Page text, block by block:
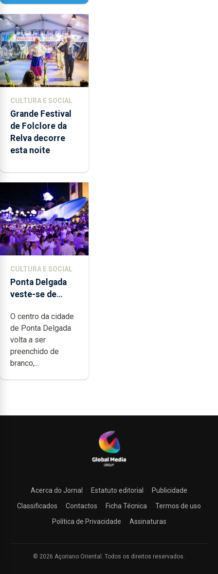
quão difícil é
produzir uma
música”
CULTURA E SOCIAL
Grande Festival
de Folclore da
Relva decorre
esta noite
CULTURA E SOCIAL
Ponta Delgada
veste-se de
O centro da cidade
de Ponta Delgada
volta a ser
preenchido de
branco,...
Acerca do Jornal Estatuto editorial
Publicidade
Classificados
Contactos Ficha Técnica
Termos de uso
Política de Privacidade
Assinaturas
© 2026 Açoriano Oriental. Todos os direitos reservados.